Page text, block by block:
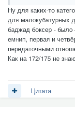
Ну для каких-то
для малокубатурных
баджад боксер - было
емнип, первая и
передаточными
Как на 172/175 не
Цитата